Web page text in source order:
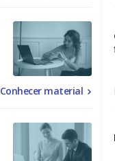
Conhecer material